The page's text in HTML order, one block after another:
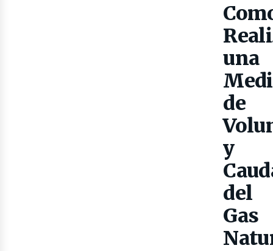
una
de
y
del
Gas